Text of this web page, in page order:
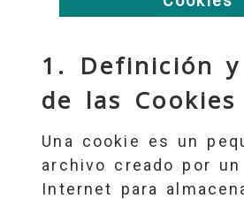
1. Definición
de las Cookies
Una cookie es un
archivo creado por
Internet para